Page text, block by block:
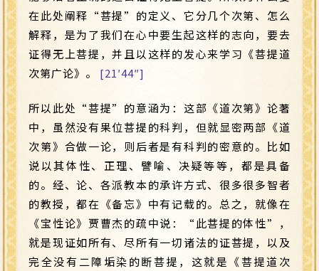
在此处阐释“菩提”的定义、它分几个次第、怎么
解释，是为了我们在心中要生起这样的志向，要去
证得无上菩提，并且以这样的发心来学习《菩提道
次第广论》。 [21′44″]
所以此处“菩提”的意涵为：这部《道次第》论著
中，虽然没有果位菩提的科判，但就显密两部《道
次第》合做一论，则后者是有科判的密意的。比如
说以其体性、正理、譬喻、决疑等等，都是具备
的。经、论、各派教本的承许方式、很多很多智者
的教授，都在《备忘》中有记载的。总之，就像在
《宝性论》贾曹杰的疏中说：“此菩提的体性”，
就是现证如所有、尽所有一切诸法的证菩提，以及
完全没有二障垢染的断菩提，这就是《菩提道次